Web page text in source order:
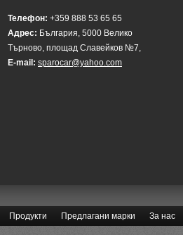
Телефон: +359 888 53 65 65
Адрес: България, 5000 Велико
Търново, площад Славейков №7,
E-mail: sparocar@yahoo.com
Продукти Предлагани марки За нас